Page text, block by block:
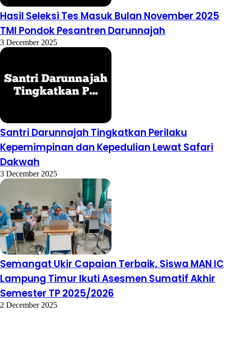
Hasil Seleksi Tes Masuk Bulan November 2025
TMI Pondok Pesantren Darunnajah
3 December 2025
Santri Darunnajah Tingkatkan Perilaku
Kepemimpinan dan Kepedulian Lewat Safari
Dakwah
3 December 2025
Semangat Ukir Capaian Terbaik, Siswa MAN IC
Lampung Timur Ikuti Asesmen Sumatif Akhir
Semester TP 2025/2026
2 December 2025